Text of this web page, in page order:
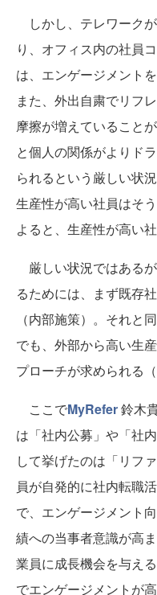
しかし、テレワーク
り、オフィス内の社員
は、エンゲージメント
また、外出自粛でリフ
摩擦が増えていること
と個人の関係がよりド
られるという厳しい状
生産性が高い社員はそ
よると、生産性が高い
厳しい状況ではある
るためには、まず既存
（内部施策）。それと
でも、外部から高い生
プローチが求められる（
ここでMyRefer鈴木
は「社内公募」や「社
して挙げたのは「リフ
員が自発的に社内転職
で、エンゲージメント
績への当事者意識が高
業員に成長機会を与え
でエンゲージメントが